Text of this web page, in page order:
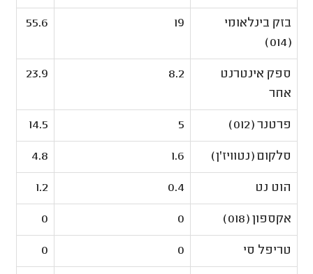
בזק בינלאומי
(014)
19
55.6
ספק אינטרנט
אחר
8.2
23.9
פרטנר (012) 5
14.5
סלקום (נטוויז'ן) 1.6
4.8
הוט נט 0.4
1.2
אקספון (018) 0
0
טריפל סי 0
0